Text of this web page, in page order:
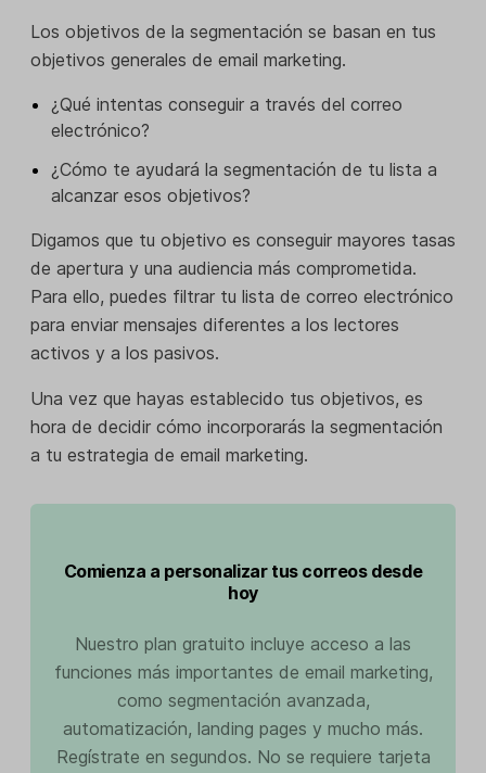
Los objetivos de la segmentación se basan en tus
objetivos generales de email marketing.
¿Qué intentas conseguir a través del correo
electrónico?
¿Cómo te ayudará la segmentación de tu lista a
alcanzar esos objetivos?
Digamos que tu objetivo es conseguir mayores tasas
de apertura y una audiencia más comprometida.
Para ello, puedes filtrar tu lista de correo electrónico
para enviar mensajes diferentes a los lectores
activos y a los pasivos.
Una vez que hayas establecido tus objetivos, es
hora de decidir cómo incorporarás la segmentación
a tu estrategia de email marketing.
Comienza a personalizar tus correos desde
hoy
Nuestro plan gratuito incluye acceso a las
funciones más importantes de email marketing,
como segmentación avanzada,
automatización, landing pages y mucho más.
Regístrate en segundos. No se requiere tarjeta